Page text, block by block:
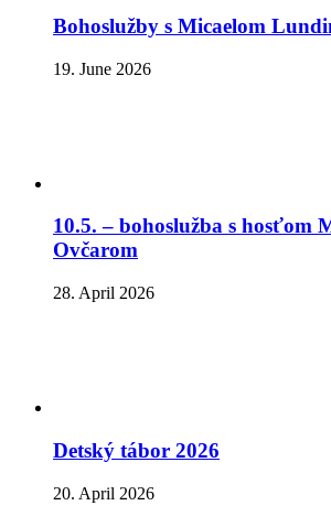
Bohoslužby s Micaelom
19. June 2026
10.5. – bohoslužba s hosťom
Ovčarom
28. April 2026
Detský tábor 2026
20. April 2026